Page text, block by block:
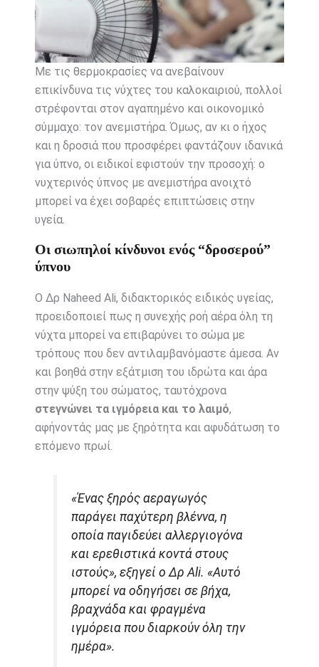
Με τις θερμοκρασίες να ανεβαίνουν
επικίνδυνα τις νύχτες του καλοκαιριού, πολλοί
στρέφονται στον αγαπημένο και οικονομικό
σύμμαχο: τον ανεμιστήρα. Όμως, αν κι ο ήχος
και η δροσιά που προσφέρει φαντάζουν ιδανικά
για ύπνο, οι ειδικοί εφιστούν την προσοχή: ο
νυχτερινός ύπνος με ανεμιστήρα ανοιχτό
μπορεί να έχει σοβαρές επιπτώσεις στην
υγεία.
Οι σιωπηλοί κίνδυνοι ενός “δροσερού”
ύπνου
Ο Δρ Naheed Ali, διδακτορικός ειδικός υγείας,
προειδοποιεί πως η συνεχής ροή αέρα όλη τη
νύχτα μπορεί να επιβαρύνει το σώμα με
τρόπους που δεν αντιλαμβανόμαστε άμεσα. Αν
και βοηθά στην εξάτμιση του ιδρώτα και άρα
στην ψύξη του σώματος, ταυτόχρονα
στεγνώνει τα ιγμόρεια και το λαιμό,
αφήνοντάς μας με ξηρότητα και αφυδάτωση το
επόμενο πρωί.
«Ένας ξηρός αεραγωγός
παράγει παχύτερη βλέννα, η
οποία παγιδεύει αλλεργιογόνα
και ερεθιστικά κοντά στους
ιστούς», εξηγεί ο Δρ Ali. «Αυτό
μπορεί να οδηγήσει σε βήχα,
βραχνάδα και φραγμένα
ιγμόρεια που διαρκούν όλη την
ημέρα».